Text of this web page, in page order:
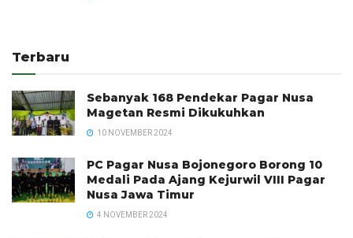
Terbaru
Sebanyak 168 Pendekar Pagar Nusa
Magetan Resmi Dikukuhkan
10 NOVEMBER 2024
PC Pagar Nusa Bojonegoro Borong 10
Medali Pada Ajang Kejurwil VIII Pagar
Nusa Jawa Timur
4 NOVEMBER 2024